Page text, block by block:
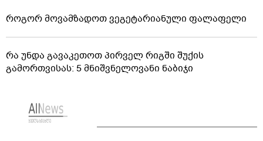
როგორ მოვამზადოთ ვეგეტარიანული ფალაფელი
რა უნდა გავაკეთოთ პირველ რიგში შუქის
გამორთვისას: 5 მნიშვნელოვანი ნაბიჯი